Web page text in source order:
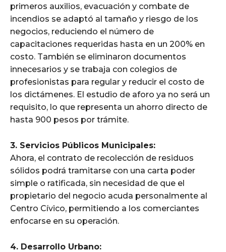
primeros auxilios, evacuación y combate de
incendios se adaptó al tamaño y riesgo de los
negocios, reduciendo el número de
capacitaciones requeridas hasta en un 200% en
costo. También se eliminaron documentos
innecesarios y se trabaja con colegios de
profesionistas para regular y reducir el costo de
los dictámenes. El estudio de aforo ya no será un
requisito, lo que representa un ahorro directo de
hasta 900 pesos por trámite.
3. Servicios Públicos Municipales:
Ahora, el contrato de recolección de residuos
sólidos podrá tramitarse con una carta poder
simple o ratificada, sin necesidad de que el
propietario del negocio acuda personalmente al
Centro Cívico, permitiendo a los comerciantes
enfocarse en su operación.
4. Desarrollo Urbano: